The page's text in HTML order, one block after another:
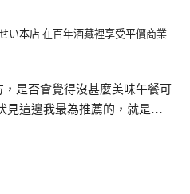
是否會覺得沒甚麼美味午餐可
見這邊我最為推薦的，就是…